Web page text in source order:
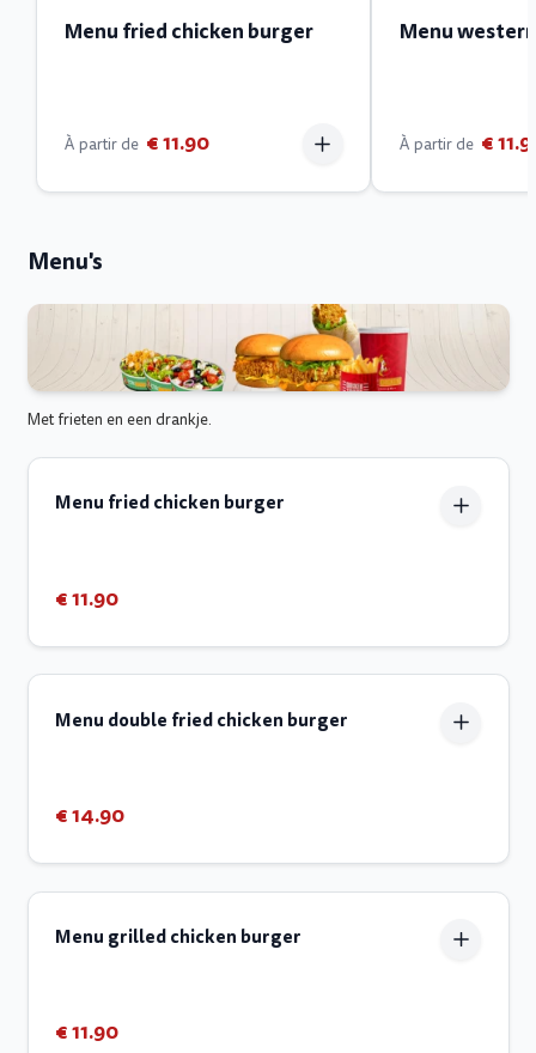
Menu fried chicken burger
À partir de € 11.90
Menu
À partir de €
Menu's
Met frieten en een drankje.
Menu fried chicken burger
€ 11.90
Menu double fried chicken burger
€ 14.90
Menu grilled chicken burger
€ 11.90